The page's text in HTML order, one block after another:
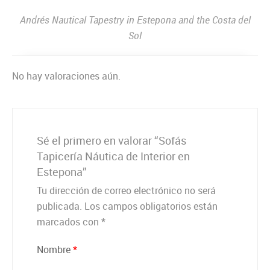
Andrés Nautical Tapestry in Estepona and the Costa del
Sol
No hay valoraciones aún.
Sé el primero en valorar “Sofás
Tapicería Náutica de Interior en
Estepona”
Tu dirección de correo electrónico no será
publicada. Los campos obligatorios están
marcados con *
Nombre*